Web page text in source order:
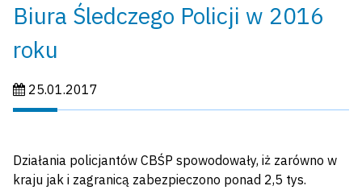
Biura Śledczego Policji w 2016
roku
Data publikacji:
25.01.2017
Działania policjantów CBŚP spowodowały, iż zarówno w
kraju jak i zagranicą zabezpieczono ponad 2,5 tys.